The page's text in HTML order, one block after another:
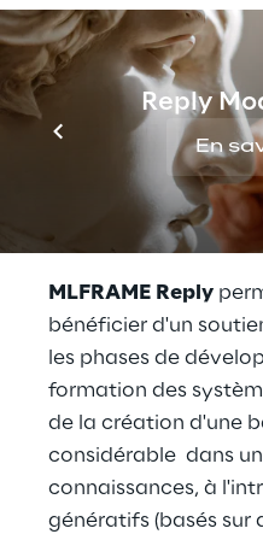
Reply
En
du langage naturel,
les regrouper et de
forme
composante "
sous-tend la
systèmes
que les assistants
numériques.
MLFRAME Reply
bénéficier d'un
les phases de
formation des
de la création d'une
considérable dans
connaissances, à
génératifs (basés sur